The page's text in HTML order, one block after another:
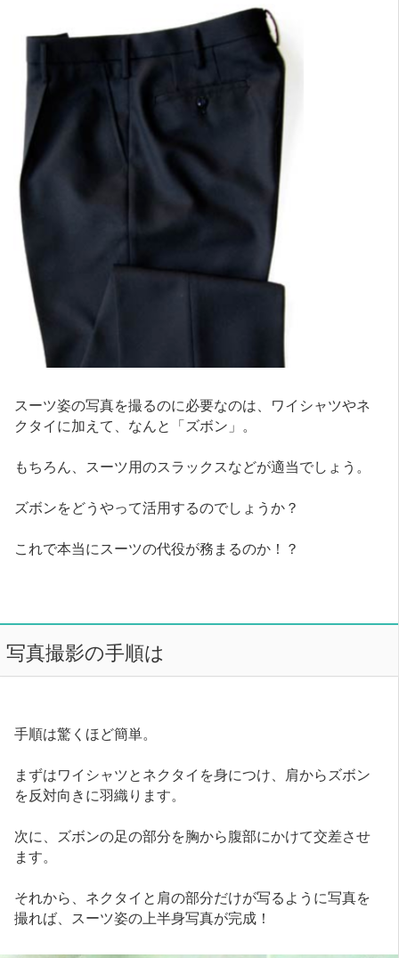
スーツ姿の写真を撮るのに必要なのは、ワイシャツやネ
クタイに加えて、なんと「ズボン」。
もちろん、スーツ用のスラックスなどが適当でしょう。
ズボンをどうやって活用するのでしょうか？
これで本当にスーツの代役が務まるのか！？
写真撮影の手順は
手順は驚くほど簡単。
まずはワイシャツとネクタイを身につけ、肩からズボン
を反対向きに羽織ります。
次に、ズボンの足の部分を胸から腹部にかけて交差させ
ます。
それから、ネクタイと肩の部分だけが写るように写真を
撮れば、スーツ姿の上半身写真が完成！